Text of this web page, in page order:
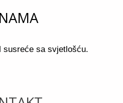
susreće sa svjetlošću.